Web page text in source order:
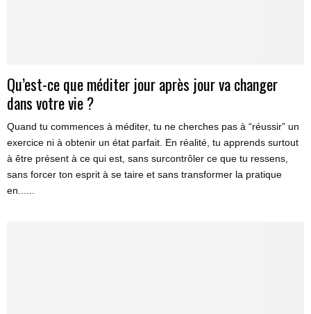
Qu’est-ce que méditer jour après jour va changer
dans votre vie ?
Quand tu commences à méditer, tu ne cherches pas à “réussir” un
exercice ni à obtenir un état parfait. En réalité, tu apprends surtout
à être présent à ce qui est, sans surcontrôler ce que tu ressens,
sans forcer ton esprit à se taire et sans transformer la pratique
en......